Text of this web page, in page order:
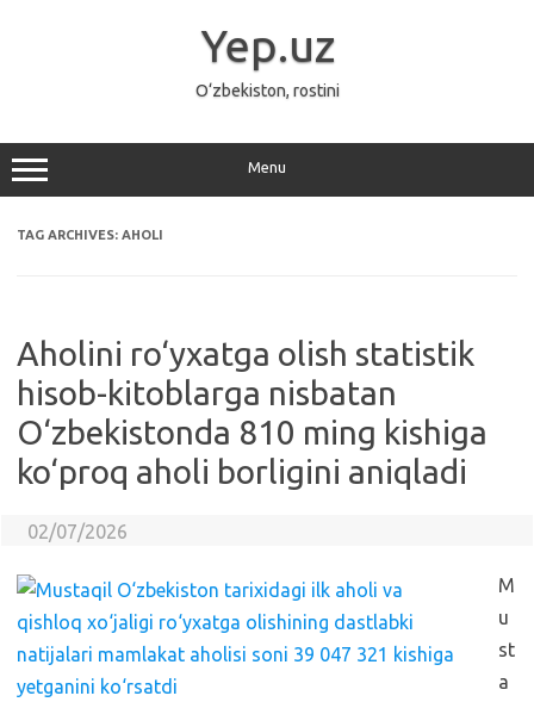
Yep.uz
O‘zbekiston, rostini
Menu
TAG ARCHIVES: AHOLI
Aholini ro‘yxatga olish statistik
hisob-kitoblarga nisbatan
O‘zbekistonda 810 ming kishiga
ko‘proq aholi borligini aniqladi
02/07/2026
M
u
st
a